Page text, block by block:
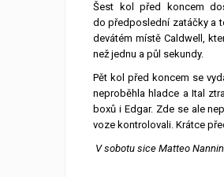
Šest kol před koncem
do předposlední zatáčky a
devátém místě Caldwell,
než jednu a půl sekundy.
Pět kol před koncem se
neproběhla hladce a Ital
boxů i Edgar. Zde se ale
voze kontrolovali. Krátce
V sobotu sice Matteo